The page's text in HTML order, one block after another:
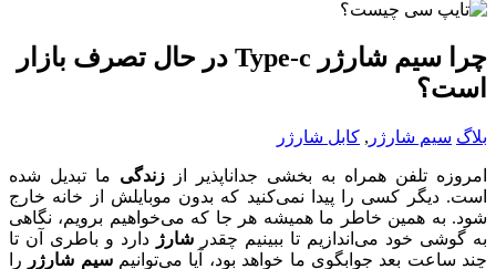
چرا سیم شارژر Type-c در حال تصرف بازار
است؟
بلاگ سیم شارژر , کابل شارژر
امروزه تلفن همراه به بخشی جداناپذیر از زندگی ما تبدیل شده
است. دیگر کسی را پیدا نمی‌کنید که بدون موبایلش از خانه خارج
شود. به همین خاطر ما همیشه هر جا که می‌خواهیم برویم، نگاهی
به گوشی خود می‌اندازیم تا ببینیم چقدر شارژ دارد و باطری آن تا
چند ساعت بعد جوابگوی ما خواهد بود، آیا می‌توانیمسیم شارژر
را